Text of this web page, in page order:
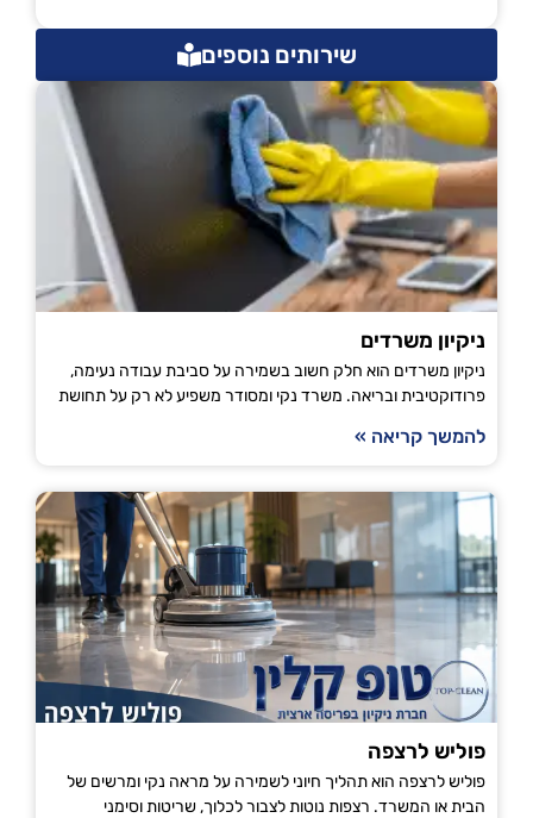
שירותים נוספים
ניקיון משרדים
ניקיון משרדים הוא חלק חשוב בשמירה על סביבת עבודה נעימה,
פרודוקטיבית ובריאה. משרד נקי ומסודר משפיע לא רק על תחושת
להמשך קריאה »
פוליש לרצפה
פוליש לרצפה הוא תהליך חיוני לשמירה על מראה נקי ומרשים של
הבית או המשרד. רצפות נוטות לצבור לכלוך, שריטות וסימני